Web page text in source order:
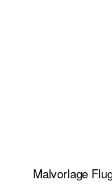
Malvorlage